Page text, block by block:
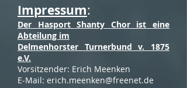
Impressum:
Der Hasport Shanty Chor ist eine
Abteilung im
Delmenhorster Turnerbund v. 1875
e.V.
Vorsitzender: Erich Meenken
E-Mail: erich.meenken@freenet.de